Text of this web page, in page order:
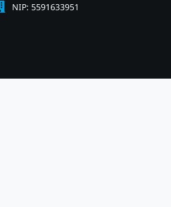
NIP: 5591633951